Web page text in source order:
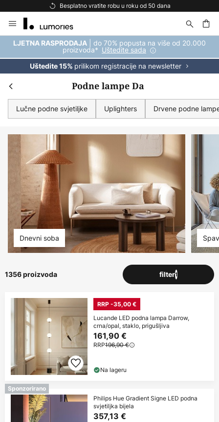
Besplatna dostava za kupnju iznad 69 €
to
Content
LJETNA RASPRODAJA | do 70% popusta na više od 20.000
proizvoda* Uštedite sada
Uštedite 15% prilikom registracije na newsletter
Podne lampe Da
Lučne podne svjetiljke Uplighters Drvene podne
Dnevni soba
1356 proizvoda filter1
RRP -35,00 €
Lucande LED podna lampa Darrow,
crna/opal, staklo, prigušljiva
161,90 €
RRP196,90 €
Na lageru
Sponzorirano
Philips Hue Gradient Signe LED podna
svjetiljka bijela
357,13 €